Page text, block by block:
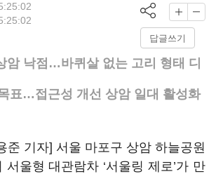
답글쓰기
암 낙점…바퀴살 없는 고리 형태 디
표…접근성 개선 상암 일대 활성화
준 기자] 서울 마포구 상암 하늘공원
울형 대관람차 ‘서울링 제로’가 만